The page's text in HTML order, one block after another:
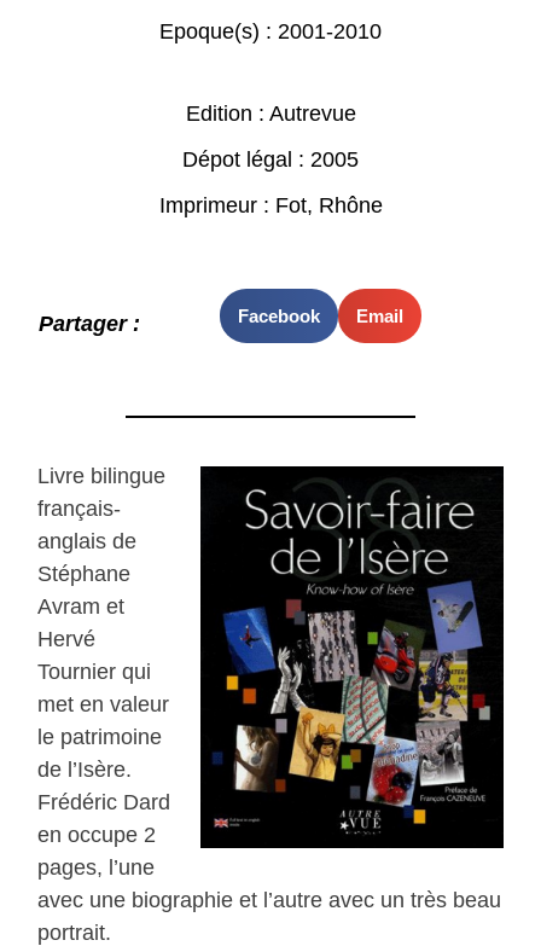
Epoque(s) : 2001-2010
Edition : Autrevue
Dépot légal : 2005
Imprimeur : Fot, Rhône
Partager : Facebook Email
Livre bilingue
français-
anglais de
Stéphane
Avram et
Hervé
Tournier qui
met en valeur
le patrimoine
de l’Isère.
Frédéric Dard
en occupe 2
pages, l’une
avec une biographie et l’autre avec un très beau
portrait.